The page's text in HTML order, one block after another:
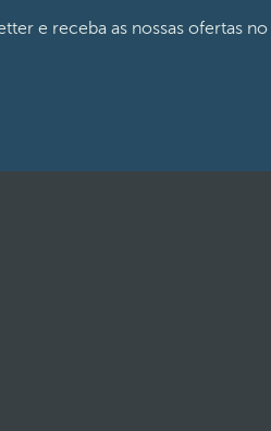
e receba as nossas ofertas no